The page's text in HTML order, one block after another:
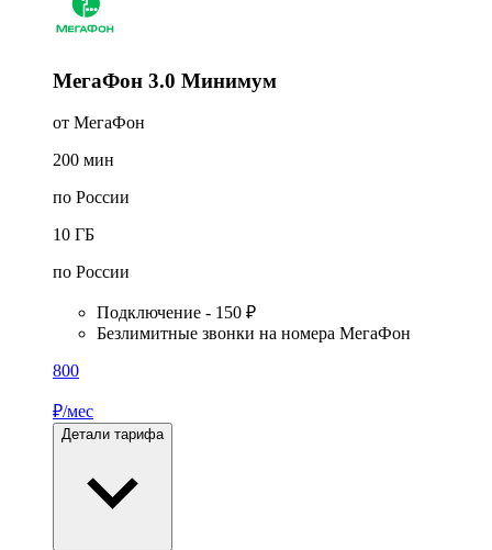
МегаФон 3.0 Минимум
от МегаФон
200 мин
по России
10 ГБ
по России
Подключение - 150 ₽
Безлимитные звонки на номера МегаФон
800
₽/мес
Детали тарифа